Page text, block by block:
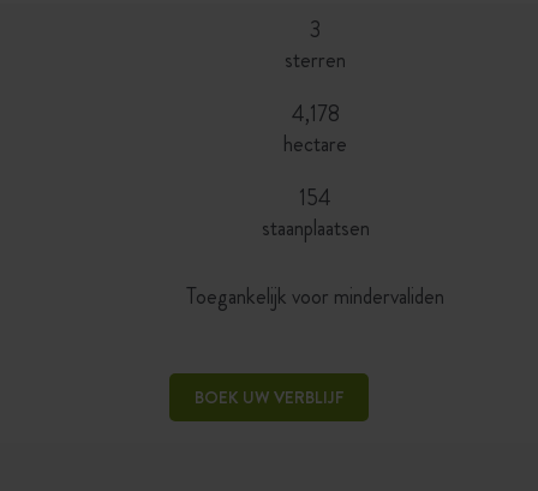
3
sterren
4,178
hectare
154
staanplaatsen
Toegankelijk voor mindervaliden
BOEK UW VERBLIJF